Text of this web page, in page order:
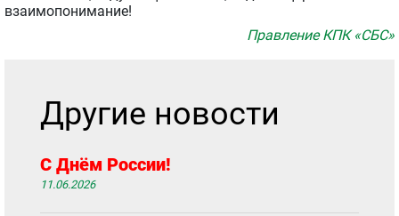
взаимопонимание!
Правление КПК «СБС»
Другие новости
С Днём России!
11.06.2026